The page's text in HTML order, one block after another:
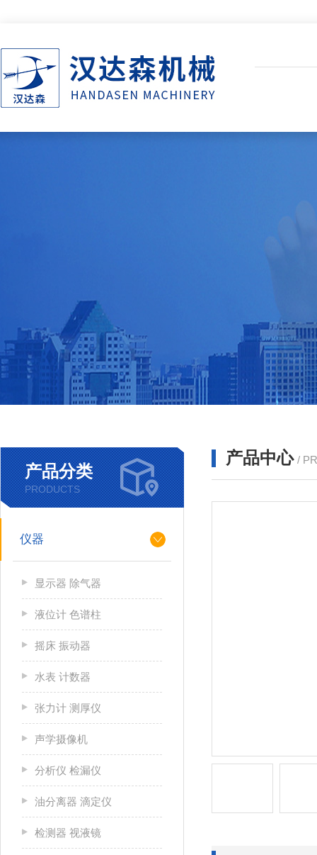
产品分类
PRODUCTS
仪器
显示器 除气器
液位计 色谱柱
摇床 振动器
水表 计数器
张力计 测厚仪
声学摄像机
分析仪 检漏仪
油分离器 滴定仪
检测器 视液镜
产品中心 /